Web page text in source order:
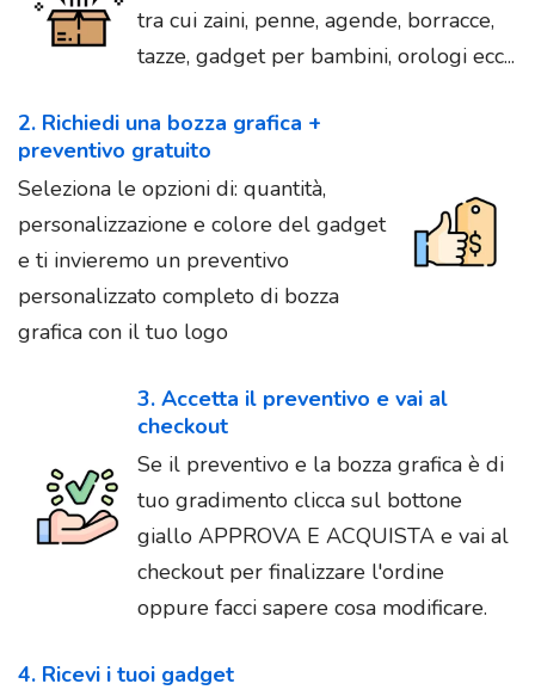
tra cui zaini, penne, agende, borracce,
tazze, gadget per bambini, orologi ecc...
2. Richiedi una bozza grafica +
preventivo gratuito
Seleziona le opzioni di: quantità,
personalizzazione e colore del gadget
e ti invieremo un preventivo
personalizzato completo di bozza
grafica con il tuo logo
3. Accetta il preventivo e vai al
checkout
Se il preventivo e la bozza grafica è di
tuo gradimento clicca sul bottone
giallo APPROVA E ACQUISTA e vai al
checkout per finalizzare l'ordine
oppure facci sapere cosa modificare.
4. Ricevi i tuoi gadget